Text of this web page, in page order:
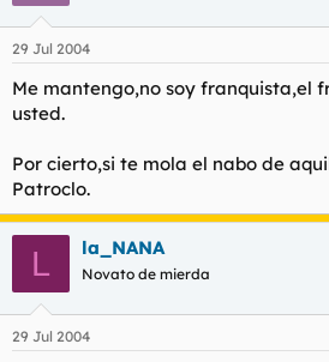
29 Jul 2004
Me mantengo,no soy franquista,el
usted.
Por cierto,si te mola el nabo de
Patroclo.
L la_NANA
Novato de mierda
29 Jul 2004